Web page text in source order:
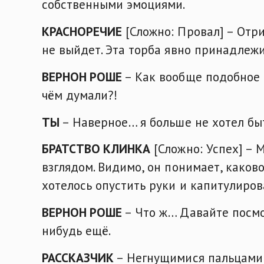
собственными эмоциями.
КРАСНОРЕЧИЕ [Сложно: Провал] –
не выйдет. Эта торба явно
ВЕРНОН РОШЕ – Как вообще подобное
чём думали?!
ТЫ – Наверное… я больше не хотел
БРАТСТВО КЛИНКА [Сложно: Успех] –
взглядом. Видимо, он понимает,
хотелось опустить руки и
ВЕРНОН РОШЕ – Что ж… Давайте
нибудь ещё.
РАССКАЗЧИК – Негнущимися